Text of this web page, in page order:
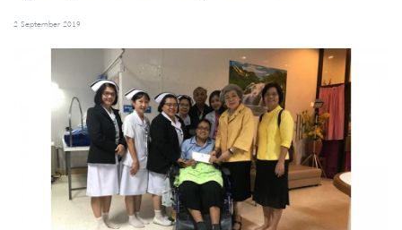
2 September 2019